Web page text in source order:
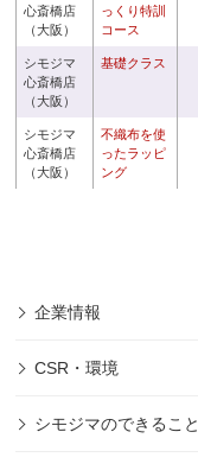
心斎橋店
（大阪）
っくり特訓
コース
シモジマ
心斎橋店
（大阪）
基礎クラス
シモジマ
心斎橋店
（大阪）
不織布を使
ったラッピ
ング
企業情報
CSR・環境
シモジマのできること